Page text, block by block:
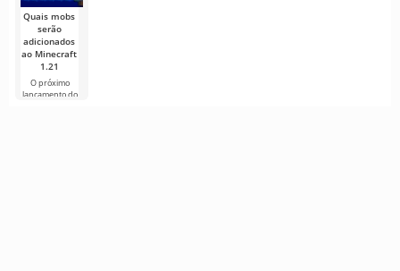
Quais mobs
serão
adicionados
ao Minecraft
1.21
O próximo
lançamento do